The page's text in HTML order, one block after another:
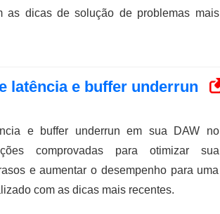
as dicas de solução de problemas mais
latência e buffer underrun
e buffer underrun em sua DAW no
comprovadas para otimizar sua
e aumentar o desempenho para uma
com as dicas mais recentes.